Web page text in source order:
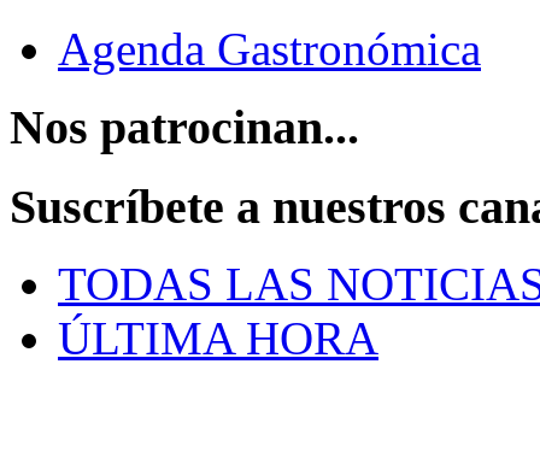
Agenda Gastronómica
Nos patrocinan...
Suscríbete a nuestros
TODAS LAS
ÚLTIMA HORA